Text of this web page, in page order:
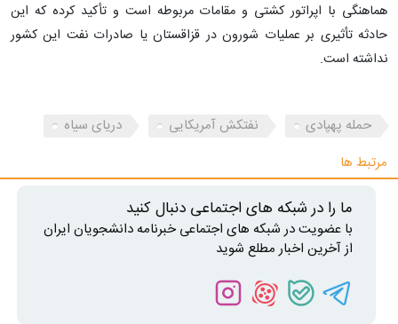
هماهنگی با اپراتور کشتی و مقامات مربوطه است و تأکید کرده که این
حادثه تأثیری بر عملیات شورون در قزاقستان یا صادرات نفت این کشور
نداشته است.
حمله پهپادی نفتکش آمریکایی
دریای سیاه
مرتبط ها
ما را در شبکه های اجتماعی دنبال کنید
با عضویت در شبکه های اجتماعی خبرنامه دانشجویان ایران
از آخرین اخبار مطلع شوید